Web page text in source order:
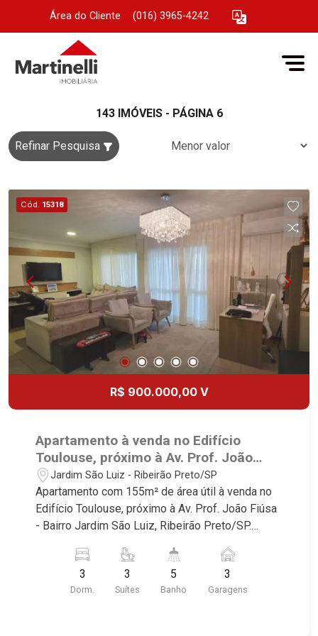
Área do Cliente (016) 3965-4242
143 IMÓVEIS - PÁGINA 6
Refinar Pesquisa
Cód. 15318
R$ 900.000,00 V
Apartamento à venda no Edifício
Toulouse, próximo à Av. Prof. João
Fiúsa - Ribeirão Preto/SP.
Jardim São Luiz - Ribeirão Preto/SP
Apartamento com 155m² de área útil à venda no
Edifício Toulouse, próximo à Av. Prof. João Fiúsa
- Bairro Jardim São Luiz, Ribeirão Preto/SP.
Martinelli Imobiliária selecionou para você: -
155m² de área útil - 3 suítes com armários e ar-
condicionado - Sala 3 ambientes - Lavabo -
3
Dorm.
3
Suítes
5
Banho
3
Garagens